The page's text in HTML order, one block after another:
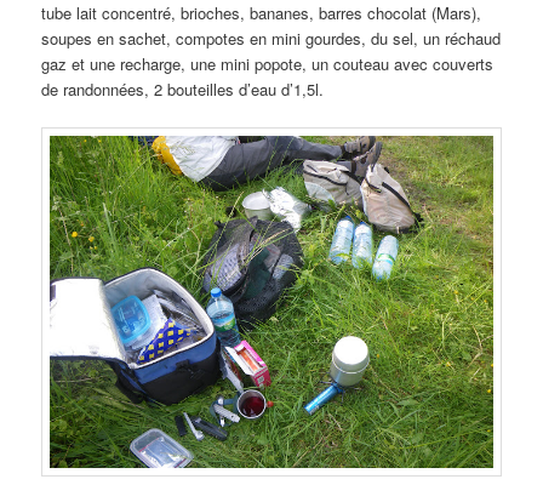
tube lait concentré, brioches, bananes, barres chocolat (Mars),
soupes en sachet, compotes en mini gourdes, du sel, un réchaud
gaz et une recharge, une mini popote, un couteau avec couverts
de randonnées, 2 bouteilles d’eau d’1,5l.